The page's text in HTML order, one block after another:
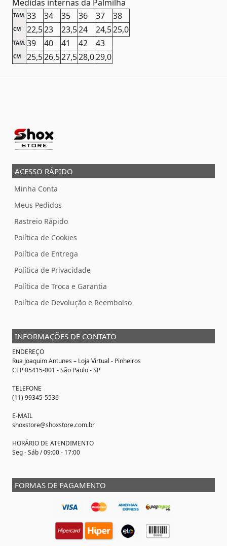
Medidas internas da Palmilha
TAM. 33 34 35 36 37 38
CM 22,523 23,524 24,525,0
TAM. 39 40 41 42 43
CM 25,526,527,528,029,0
ACESSO RÁPIDO
Minha Conta
Meus Pedidos
Rastreio Rápido
Política de Cookies
Política de Entrega
Política de Privacidade
Política de Troca e Garantia
Política de Devolução e Reembolso
INFORMAÇÕES DE CONTATO
ENDEREÇO
Rua Joaquim Antunes – Loja Virtual - Pinheiros
CEP 05415-001 - São Paulo - SP
TELEFONE
(11) 99345-5536
E-MAIL
shoxstore@shoxstore.com.br
HORÁRIO DE ATENDIMENTO
Seg - Sáb / 09:00 - 17:00
FORMAS DE PAGAMENTO